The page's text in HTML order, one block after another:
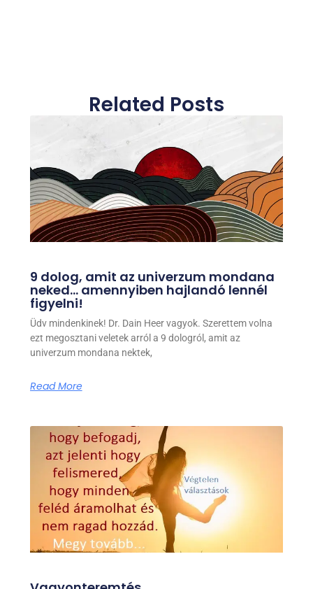
Related Posts
9 dolog, amit az univerzum mondana
neked… amennyiben hajlandó lennél
figyelni!
Üdv mindenkinek! Dr. Dain Heer vagyok. Szerettem volna
ezt megosztani veletek arról a 9 dologról, amit az
univerzum mondana nektek,
Read More